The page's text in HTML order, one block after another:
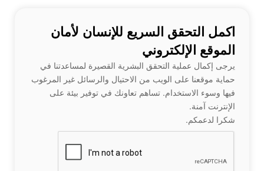
اكمل التحقق السريع للإنسان لأمان
الموقع الإلكتروني
يرجى إكمال عملية التحقق البشرية القصيرة لمساعدتنا في
حماية موقعنا على الويب من الاحتيال والرسائل غير المرغوب
فيها وسوء الاستخدام. تساهم تعاونك في توفير بيئة على
الإنترنت آمنة.
شكرا لدعمكم.